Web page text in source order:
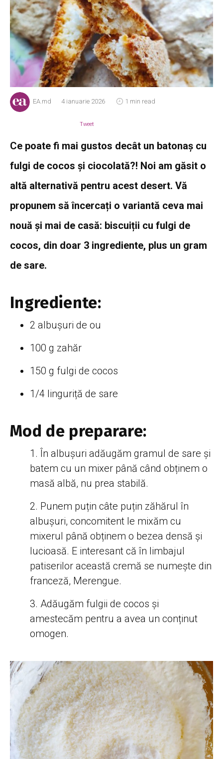
EA.md 4 ianuarie 2026 1 min read
Tweet
Ce poate fi mai gustos decât un batonaș cu
fulgi de cocos și ciocolată?! Noi am găsit o
altă alternativă pentru acest desert. Vă
propunem să încercați o variantă ceva mai
nouă și mai de casă: biscuiții cu fulgi de
cocos, din doar 3 ingrediente, plus un gram
de sare.
Ingrediente:
2 albușuri de ou
100 g zahăr
150 g fulgi de cocos
1/4 linguriță de sare
Mod de preparare:
În albușuri adăugăm gramul de sare și
batem cu un mixer până când obținem o
masă albă, nu prea stabilă.
Punem puțin câte puțin zăhărul în
albușuri, concomitent le mixăm cu
mixerul până obținem o bezea densă și
lucioasă. E interesant că în limbajul
patiserilor această cremă se numește din
franceză, Merengue.
Adăugăm fulgii de cocos și
amestecăm pentru a avea un conținut
omogen.